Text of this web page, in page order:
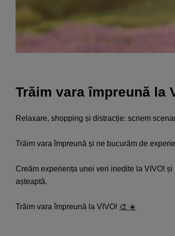
Trăim vara împreună la
Relaxare, shopping și distracție: scriem
Trăim vara împreună și ne bucurăm de
Creăm experiența unei veri inedite la VIVO!
așteaptă.
Trăim vara împreună la VIVO! 🎨 ☀️